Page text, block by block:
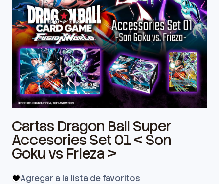
Cartas Dragon Ball Super
Accesories Set 01 < Son
Goku vs Frieza >
Agregar a la lista de favoritos